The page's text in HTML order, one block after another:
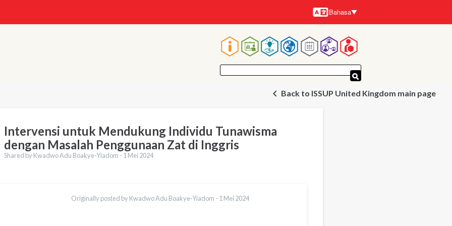
Bahasa-
bahasa
Bahasa
Navigasi
utama
Back to ISSUP United Kingdom main page
Intervensi untuk Mendukung Individu Tunawisma
dengan Masalah Penggunaan Zat di Inggris
Shared by Kwadwo Adu Boakye-Yiadom - 1 Mei 2024
Originally posted by Kwadwo Adu Boakye-Yiadom - 1 Mei 2024